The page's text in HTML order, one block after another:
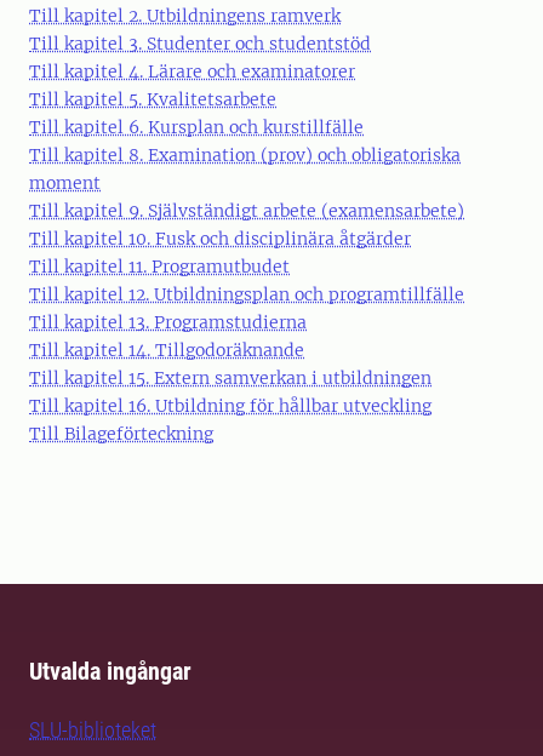
Till kapitel 2. Utbildningens ramverk
Till kapitel 3. Studenter och studentstöd
Till kapitel 4. Lärare och examinatorer
Till kapitel 5. Kvalitetsarbete
Till kapitel 6. Kursplan och kurstillfälle
Till kapitel 8. Examination (prov) och obligatoriska
moment
Till kapitel 9. Självständigt arbete (examensarbete)
Till kapitel 10. Fusk och disciplinära åtgärder
Till kapitel 11. Programutbudet
Till kapitel 12. Utbildningsplan och programtillfälle
Till kapitel 13. Programstudierna
Till kapitel 14. Tillgodoräknande
Till kapitel 15. Extern samverkan i utbildningen
Till kapitel 16. Utbildning för hållbar utveckling
Till Bilageförteckning
Utvalda ingångar
SLU-biblioteket